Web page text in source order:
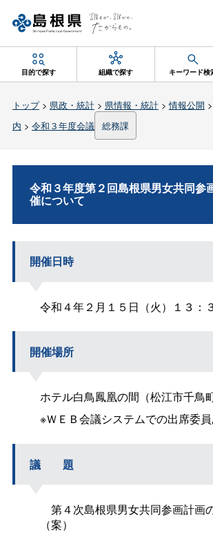
目的で探す 組織で探す キーワード検
トップ> 県政・統計> 県情報・統計>情報公開 >
内 > 令和３年度会議 総務課
令和３年度第２回島根県男女共同参
催について
開催日時
令和４年２月１５日（火）１３：
開催場所
ホテル白鳥鳳凰の間（松江市千鳥
※ＷＥＢ会議システムでの出席委員
議 題
第４次島根県男女共同参画計画
（案）